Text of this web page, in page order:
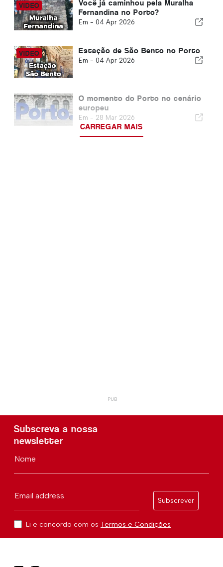
Você já caminhou pela Muralha
Fernandina no Porto?
Em - 04 Apr 2026
Estação de São Bento no Porto
Em - 04 Apr 2026
O momento do Porto no cenário
europeu
Em - 28 Mar 2026
CARREGAR MAIS
Subscreva a nossa
newsletter
Nome
Email address
Subscrever
Li e concordo com os Termos e Condições